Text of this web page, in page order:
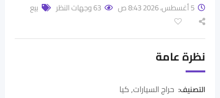
5 أغسطس، 2026 8:43 ص 63 وجهات النظر بيع
نظرة عامة
التصنيف: حراج السيارات,كيا